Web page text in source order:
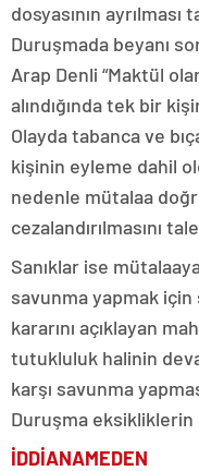
dosyasının ayrılması
Duruşmada beyanı
Arap Denli “Maktül
alındığında tek bir
Olayda tabanca ve
kişinin eyleme dahil
nedenle mütalaa
cezalandırılmasını
Sanıklar ise
savunma yapmak
kararını açıklayan
tutukluluk halinin
karşı savunma
Duruşma
İDDİANAMEDEN